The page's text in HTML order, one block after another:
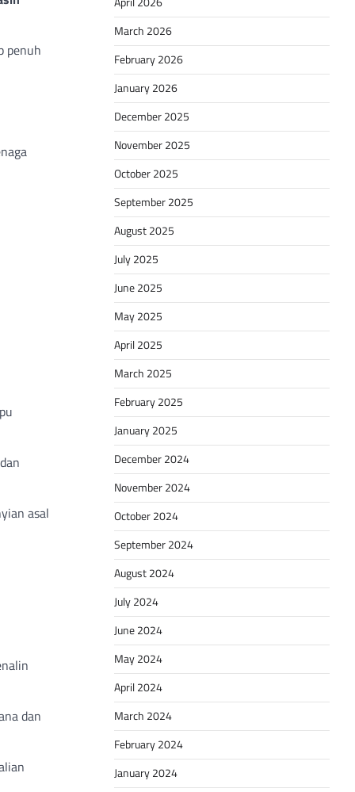
penuh
asal
dan
March 2026
February 2026
January 2026
December 2025
November 2025
October 2025
September 2025
August 2025
July 2025
June 2025
May 2025
April 2025
March 2025
February 2025
January 2025
December 2024
November 2024
October 2024
September 2024
August 2024
July 2024
June 2024
May 2024
April 2024
March 2024
February 2024
January 2024